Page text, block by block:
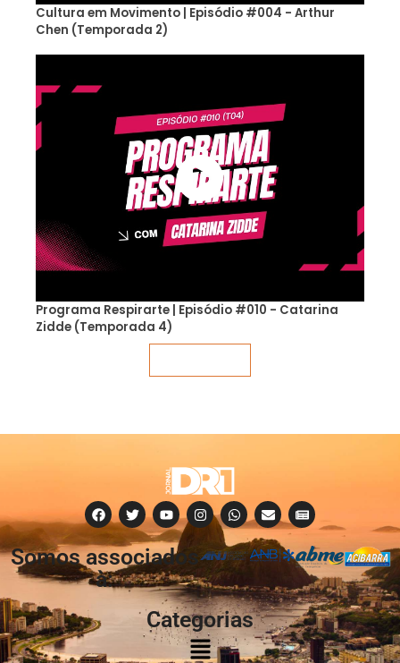
Cultura em Movimento | Episódio #004 - Arthur
Chen (Temporada 2)
Programa Respirarte | Episódio #010 - Catarina
Zidde (Temporada 4)
Somos associados
à:
Categorias